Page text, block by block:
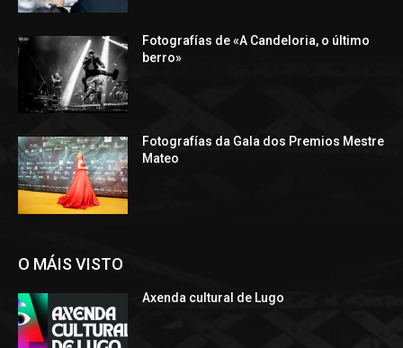
Fotografías de «A Candeloria, o último
berro»
Fotografías da Gala dos Premios Mestre
Mateo
O MÁIS VISTO
Axenda cultural de Lugo